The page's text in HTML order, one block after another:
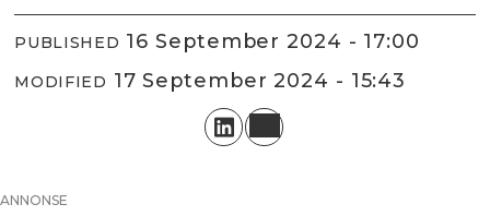
PUBLISHED 16 September 2024 - 17:00
MODIFIED 17 September 2024 - 15:43
ANNONSE